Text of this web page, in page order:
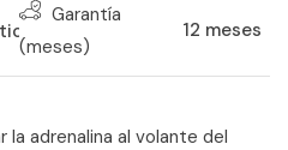
Garantía
(meses)
12 meses
adrenalina al volante del